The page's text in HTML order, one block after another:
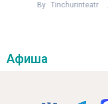
Tinchurinteatr //
Афиша